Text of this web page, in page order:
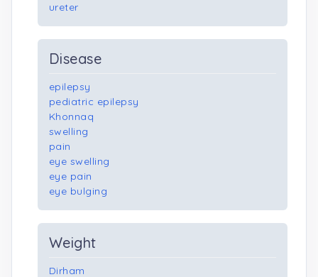
ureter
Disease
epilepsy
pediatric epilepsy
Khonnaq
swelling
pain
eye swelling
eye pain
eye bulging
Weight
Dirham